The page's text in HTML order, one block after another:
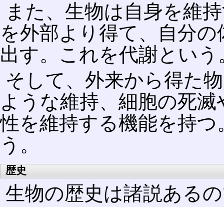
また、生物は自身を維
を外部より得て、自分
出す。これを代謝という
そして、外来から得た
ような維持、細胞の死
性を維持する機能を持
う。
歴史
生物の歴史は諸説ある